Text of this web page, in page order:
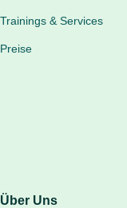
Trainings & Services
Preise
Über Uns